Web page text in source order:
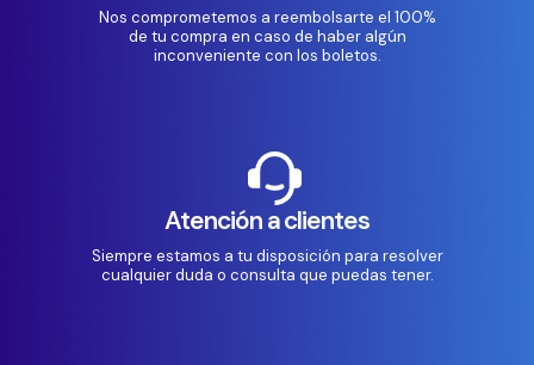
Nos comprometemos a reembolsarte el 100%
de tu compra en caso de haber algún
inconveniente con los boletos.
Atención a clientes
Siempre estamos a tu disposición para resolver
cualquier duda o consulta que puedas tener.